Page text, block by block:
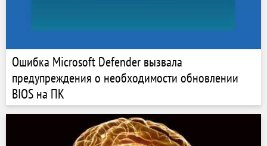
Ошибка Microsoft Defender вызвала
предупреждения о необходимости обновлении
BIOS на ПК